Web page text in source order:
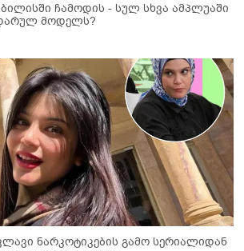
ჩამოდის - სულ სხვა ამპლუაში
მოდელს?
ნარკოტიკების გამო სერიალიდან